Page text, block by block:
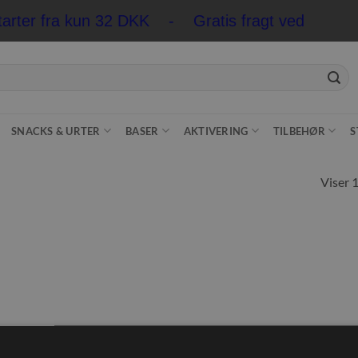
fra kun 32 DKK - Gratis fragt ved køb over
SNACKS & URTER BASER AKTIVERING TILBEHØR
Viser